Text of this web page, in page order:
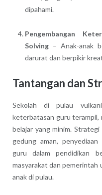
dipahami.
Pengembangan
Solving– Anak-anak
darurat dan berpikir
Tantangan dan
Sekolah di pulau
keterbatasan guru terampil,
belajar yang minim.
gedung aman,
guru dalam pendidikan
masyarakat dan pemerintah
anak di pulau.